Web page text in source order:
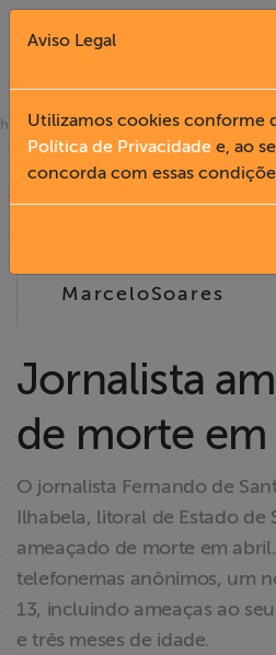
Fechar X
English
Institucional
Formação
Acesso à
Informação
Liberdade de
Expressão
home»notícias
12.05
MarceloSoares
Jornalista
de morte
O jornalista Fernando de
Ilhabela, litoral de Estado de
ameaçado de morte em
telefonemas anônimos, um
13, incluindo ameaças ao
e três meses de idade.
Aviso Legal
Utilizamos cookies conforme
Política de Privacidade e, ao
concorda com essas